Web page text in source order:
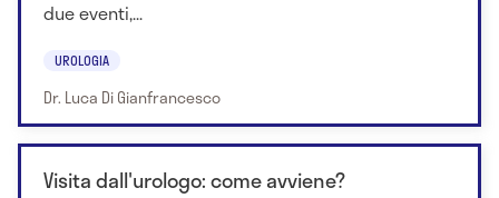
due eventi,...
UROLOGIA
Dr. Luca Di Gianfrancesco
Visita dall'urologo: come avviene?